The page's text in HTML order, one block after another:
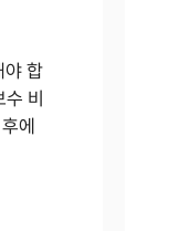
야 합
수 비
에